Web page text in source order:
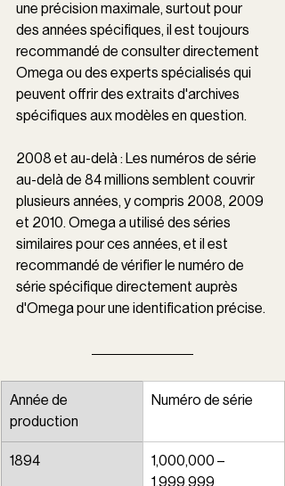
une précision maximale, surtout pour
des années spécifiques, il est toujours
recommandé de consulter directement
Omega ou des experts spécialisés qui
peuvent offrir des extraits d'archives
spécifiques aux modèles en question.
2008 et au-delà : Les numéros de série
au-delà de 84 millions semblent couvrir
plusieurs années, y compris 2008, 2009
et 2010. Omega a utilisé des séries
similaires pour ces années, et il est
recommandé de vérifier le numéro de
série spécifique directement auprès
d'Omega pour une identification précise.
Année de
production
Numéro de série
1894
1,000,000 –
1,999,999